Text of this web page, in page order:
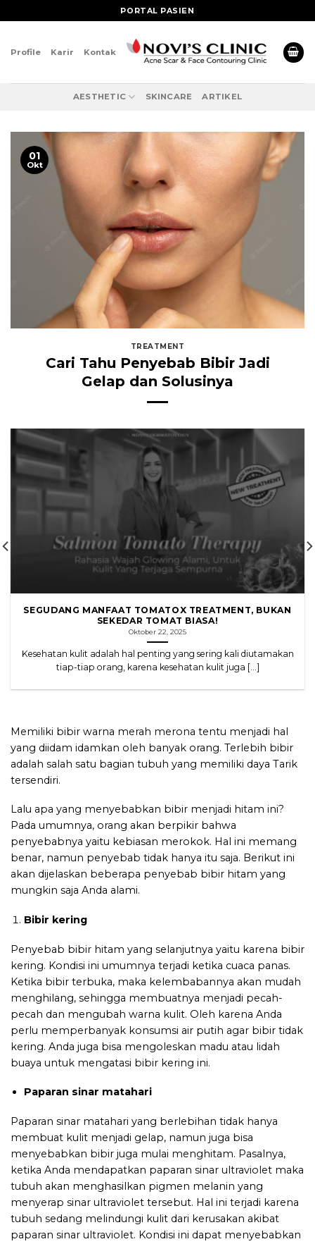
to
PORTAL PASIEN
Profile Karir Kontak
AESTHETIC SKINCARE ARTIKEL
01
Okt
TREATMENT
Cari Tahu Penyebab Bibir Jadi
Gelap dan Solusinya
SEGUDANG MANFAAT TOMATOX TREATMENT, BUKAN
SEKEDAR TOMAT BIASA!
Oktober 22, 2025
Kesehatan kulit adalah hal penting yang sering kali diutamakan
tiap-tiap orang, karena kesehatan kulit juga [...]
Memiliki bibir warna merah merona tentu menjadi hal
yang diidam idamkan oleh banyak orang. Terlebih bibir
adalah salah satu bagian tubuh yang memiliki daya Tarik
tersendiri.
Lalu apa yang menyebabkan bibir menjadi hitam ini?
Pada umumnya, orang akan berpikir bahwa
penyebabnya yaitu kebiasan merokok. Hal ini memang
benar, namun penyebab tidak hanya itu saja. Berikut ini
akan dijelaskan beberapa penyebab bibir hitam yang
mungkin saja Anda alami.
Bibir kering
Penyebab bibir hitam yang selanjutnya yaitu karena bibir
kering. Kondisi ini umumnya terjadi ketika cuaca panas.
Ketika bibir terbuka, maka kelembabannya akan mudah
menghilang, sehingga membuatnya menjadi pecah-
pecah dan mengubah warna kulit. Oleh karena Anda
perlu memperbanyak konsumsi air putih agar bibir tidak
kering. Anda juga bisa mengoleskan madu atau lidah
buaya untuk mengatasi bibir kering ini.
Paparan sinar matahari
Paparan sinar matahari yang berlebihan tidak hanya
membuat kulit menjadi gelap, namun juga bisa
menyebabkan bibir juga mulai menghitam. Pasalnya,
ketika Anda mendapatkan paparan sinar ultraviolet maka
tubuh akan menghasilkan pigmen melanin yang
menyerap sinar ultraviolet tersebut. Hal ini terjadi karena
tubuh sedang melindungi kulit dari kerusakan akibat
paparan sinar ultraviolet. Kondisi ini dapat menyebabkan